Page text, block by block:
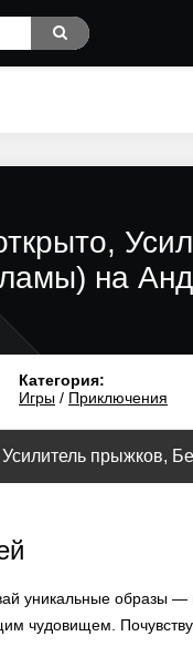
на
Категория:
Игры / Приключения
прыжков,
уникальные образы —
чудовищем.